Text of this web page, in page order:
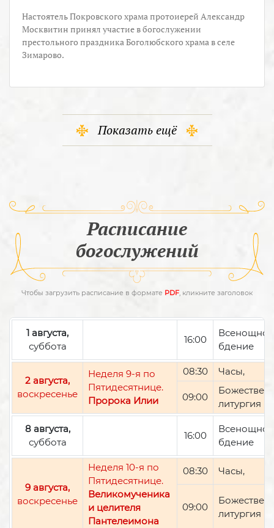
Настоятель Покровского храма протоиерей Александр
Москвитин принял участие в богослужении
престольного праздника Боголюбского храма в селе
Зимарово.
Показать ещё
Расписание
богослужений
Чтобы загрузить расписание в формате PDF, кликните заголовок
1 августа,
суббота
16:00
Всенощное
бдение
2 августа,
воскресенье
Неделя 9-я по
Пятидесятнице.
Пророка Илии
08:30 Часы,
09:00
литургия
8 августа,
суббота
16:00
Всенощное
бдение
9 августа,
воскресенье
Неделя 10-я по
Пятидесятнице.
Великомученика
и целителя
Пантелеимона
08:30 Часы,
09:00
литургия